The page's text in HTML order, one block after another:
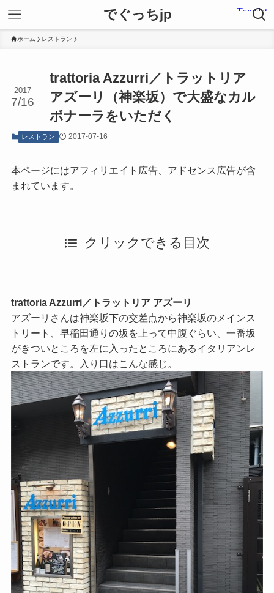
でぐっちjp
ホーム レストラン
trattoria Azzurri／トラットリア
アズーリ（神楽坂）で大盛なカル
ボナーラをいただく
2017
7/16
レストラン 2017-07-16
本ページにはアフィリエイト広告、アドセンス広告が含
まれています。
クリックできる目次
trattoria Azzurri／トラットリア アズーリ
アズーリさんは神楽坂下の交差点から神楽坂のメインス
トリート、早稲田通りの坂を上って中腹ぐらい、一番坂
がきついところを左に入ったところにあるイタリアンレ
ストランです。入り口はこんな感じ。